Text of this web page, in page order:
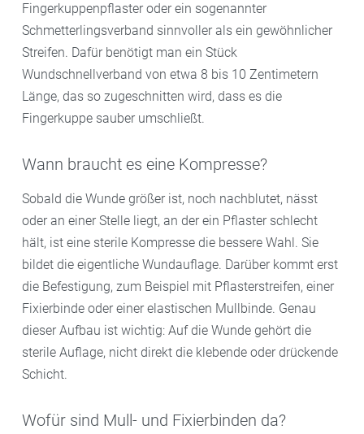
Fingerkuppenpflaster oder ein sogenannter
Schmetterlingsverband sinnvoller als ein gewöhnlicher
Streifen. Dafür benötigt man ein Stück
Wundschnellverband von etwa 8 bis 10 Zentimetern
Länge, das so zugeschnitten wird, dass es die
Fingerkuppe sauber umschließt.
Wann braucht es eine Kompresse?
Sobald die Wunde größer ist, noch nachblutet, nässt
oder an einer Stelle liegt, an der ein Pflaster schlecht
hält, ist eine sterile Kompresse die bessere Wahl. Sie
bildet die eigentliche Wundauflage. Darüber kommt erst
die Befestigung, zum Beispiel mit Pflasterstreifen, einer
Fixierbinde oder einer elastischen Mullbinde. Genau
dieser Aufbau ist wichtig: Auf die Wunde gehört die
sterile Auflage, nicht direkt die klebende oder drückende
Schicht.
Wofür sind Mull- und Fixierbinden da?